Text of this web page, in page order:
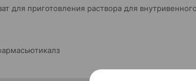
для приготовления раствора для